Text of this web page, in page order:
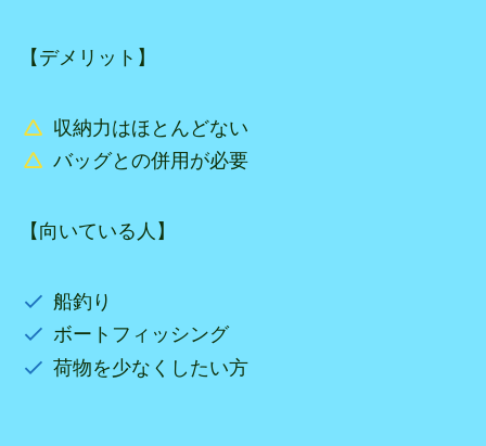
【デメリット】
収納力はほとんどない
バッグとの併用が必要
【向いている人】
船釣り
ボートフィッシング
荷物を少なくしたい方